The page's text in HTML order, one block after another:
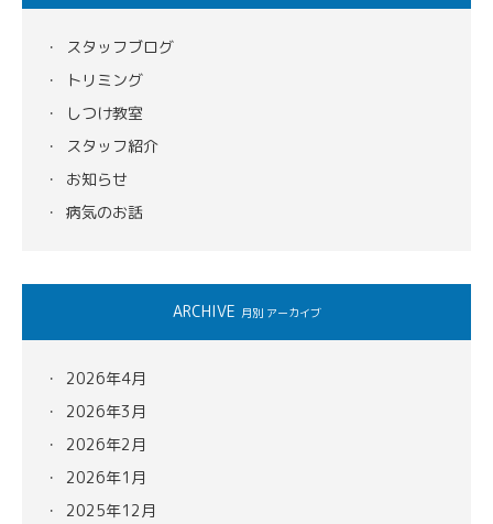
スタッフブログ
トリミング
しつけ教室
スタッフ紹介
お知らせ
病気のお話
ARCHIVE 月別 アーカイブ
2026年4月
2026年3月
2026年2月
2026年1月
2025年12月